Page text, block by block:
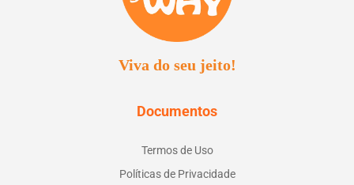
Viva do seu jeito!
Documentos
Termos de Uso
Políticas de Privacidade